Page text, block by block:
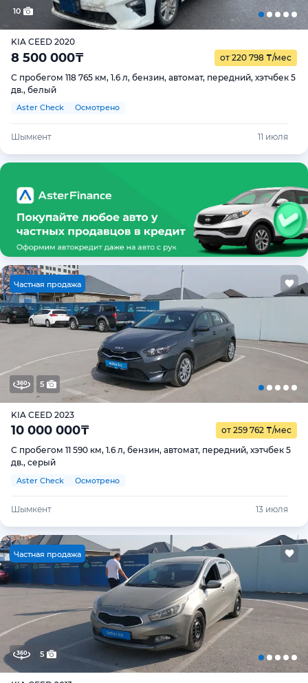
10
KIA CEED 2020
8 500 000₸ от 220 798 ₸/мес
С пробегом 118 765 км, 1.6 л, бензин, автомат, передний, хэтчбек 5
дв., белый
Aster Check Осмотрено
Шымкент 11 июля
Частная продажа
5
KIA CEED 2023
10 000 000₸ от 259 762 ₸/мес
С пробегом 11 590 км, 1.6 л, бензин, автомат, передний, хэтчбек 5
дв., серый
Aster Check Осмотрено
Шымкент 13 июля
Частная продажа
5